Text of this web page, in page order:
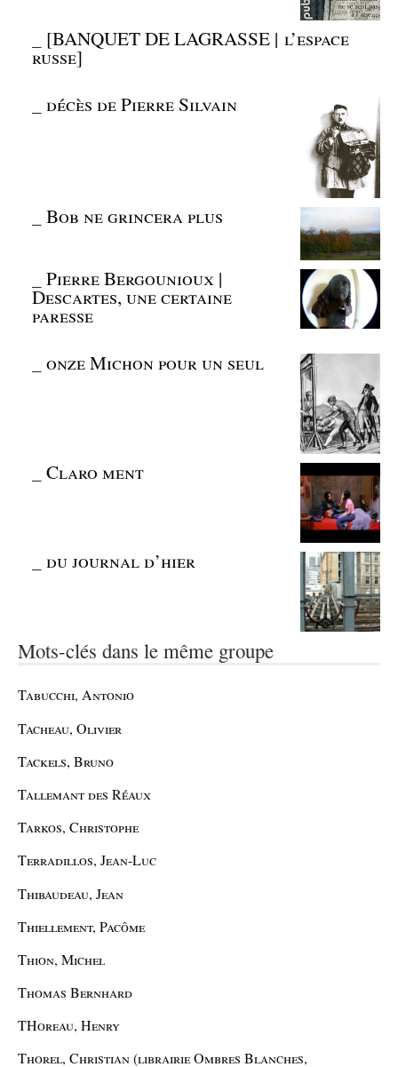
[BANQUET DE LAGRASSE | l’espace
russe]
_décès de Pierre Silvain
_Bob ne grincera plus
_Pierre Bergounioux |
Descartes, une certaine
paresse
_onze Michon pour un seul
_Claro ment
_du journal d’hier
Mots-clés dans le même groupe
Tabucchi, Antonio
Tacheau, Olivier
Tackels, Bruno
Tallemant des Réaux
Tarkos, Christophe
Terradillos, Jean-Luc
Thibaudeau, Jean
Thiellement, Pacôme
Thion, Michel
Thomas Bernhard
THoreau, Henry
Thorel, Christian (librairie Ombres Blanches,